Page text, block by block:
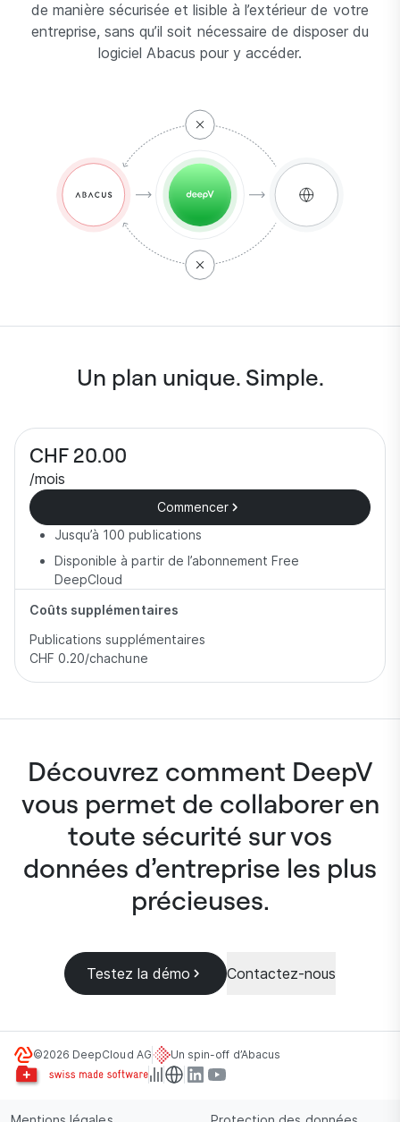
de manière sécurisée et lisible à l’extérieur de votre
entreprise, sans qu’il soit nécessaire de disposer du
logiciel Abacus pour y accéder.
Un plan unique. Simple.
CHF 20.00
/mois
Commencer
Jusqu’à 100 publications
Disponible à partir de l’abonnement Free
DeepCloud
Coûts supplémentaires
Publications supplémentaires
CHF 0.20/chachune
Découvrez comment DeepV
vous permet de collaborer en
toute sécurité sur vos
données d’entreprise les plus
précieuses.
Testez la démo Contactez-nous
©2026 DeepCloud AG Un spin-off d’Abacus